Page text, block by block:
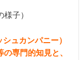
様子）
ュカンパニー）
専門的知見と、